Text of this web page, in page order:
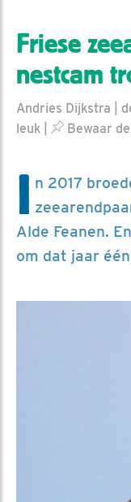
Friese
nestcam
Andries Dijkstra |
leuk
Bewaar
I n 2017
Alde Feanen.
om dat jaar